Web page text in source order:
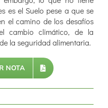
es el Suelo pese a que se
el camino de los desafíos
cambio climático, de la
la seguridad alimentaria.
NOTA